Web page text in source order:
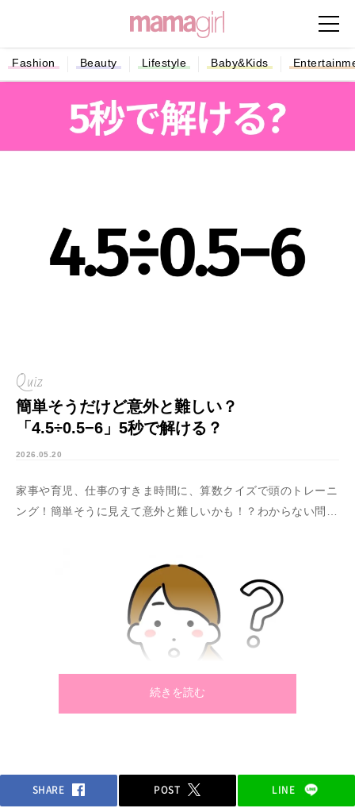
Fashion Beauty Lifestyle Baby&Kids
Quiz
簡単そうだけど意外と難しい？
「4.5÷0.5−6」5秒で解ける？
2026.05.20
家事や育児、仕事のすきま時間に、算数クイズで頭のトレーニ
ング！簡単そうに見えて意外と難しいかも！？わからない問題
続きを読む
SHARE POST LINE